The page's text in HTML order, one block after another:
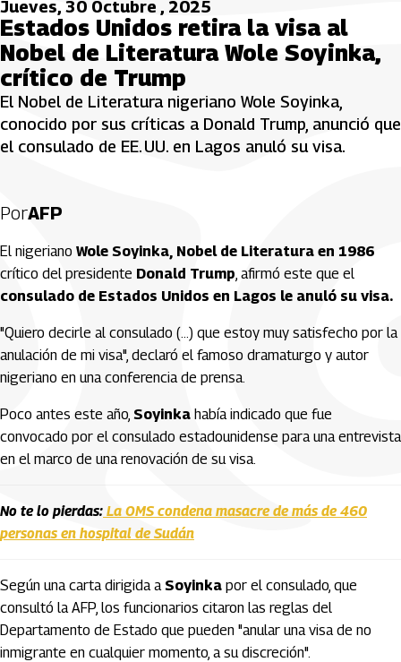
Jueves, 30 Octubre , 2025
Estados Unidos retira la visa al
Nobel de Literatura Wole Soyinka,
crítico de Trump
El Nobel de Literatura nigeriano Wole Soyinka,
conocido por sus críticas a Donald Trump, anunció que
el consulado de EE. UU. en Lagos anuló su visa.
PorAFP
El nigeriano Wole Soyinka, Nobel de Literatura en 1986
crítico del presidente Donald Trump, afirmó este que el
consulado de Estados Unidos en Lagos le anuló su visa.
"Quiero decirle al consulado (...) que estoy muy satisfecho por la
anulación de mi visa", declaró el famoso dramaturgo y autor
nigeriano en una conferencia de prensa.
Poco antes este año, Soyinka había indicado que fue
convocado por el consulado estadounidense para una entrevista
en el marco de una renovación de su visa.
No te lo pierdas: La OMS condena masacre de más de 460
personas en hospital de Sudán
Según una carta dirigida aSoyinka por el consulado, que
consultó la AFP, los funcionarios citaron las reglas del
Departamento de Estado que pueden "anular una visa de no
inmigrante en cualquier momento, a su discreción".